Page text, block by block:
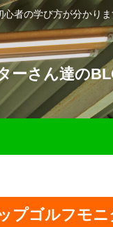
者の学び方が分かりま
ーさん達の
プゴルフモニ